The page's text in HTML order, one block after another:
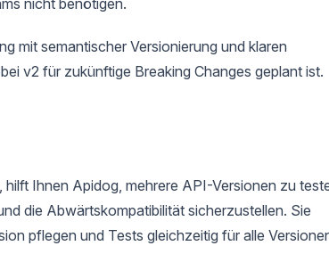
mit semantischer Versionierung und klaren
v2 für zukünftige Breaking Changes geplant ist.
Ihnen Apidog, mehrere API-Versionen zu
die Abwärtskompatibilität sicherzustellen. Sie
pflegen und Tests gleichzeitig für alle